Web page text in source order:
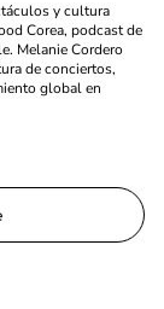
y cultura
Corea, podcast de
Melanie Cordero
de conciertos,
global en